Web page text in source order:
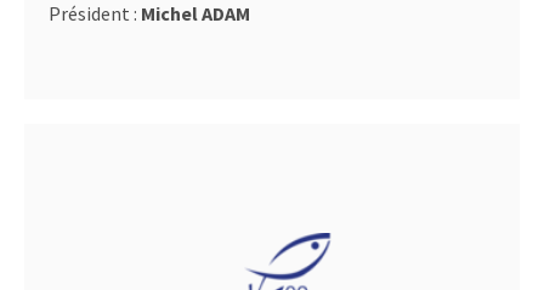
Président : Michel ADAM